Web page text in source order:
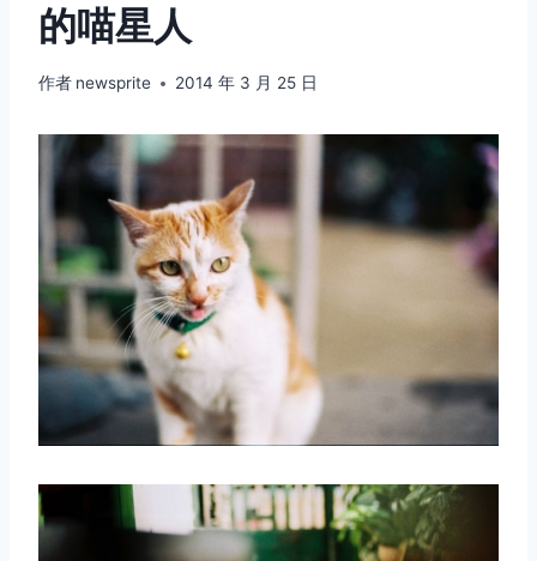
的喵星人
作者 newsprite 2014 年 3 月 25 日